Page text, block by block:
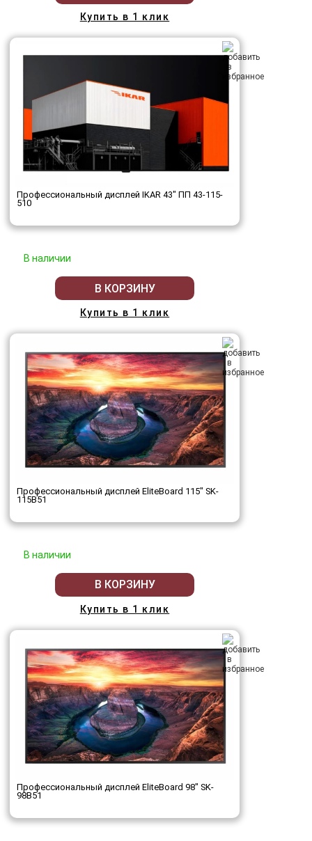
Купить в 1 клик
Профессиональный дисплей IKAR 43" ПП 43-115-
510
В наличии
В КОРЗИНУ
Купить в 1 клик
Профессиональный дисплей EliteBoard 115" SK-
115B51
В наличии
В КОРЗИНУ
Купить в 1 клик
Профессиональный дисплей EliteBoard 98" SK-
98B51